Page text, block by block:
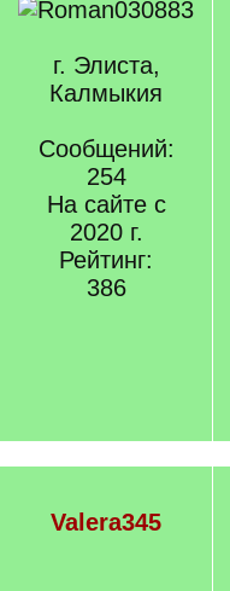
г. Элиста,
Калмыкия
Сообщений:
254
На сайте с
2020 г.
Рейтинг:
386
Valera345